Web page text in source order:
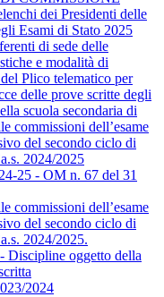
dei Presidenti delle
Esami di Stato 2025
di sede delle
e modalità di
Plico telematico per
delle prove scritte degli
scuola secondaria di
commissioni dell’esame
del secondo ciclo di
2024/2025
25 - OM n. 67 del 31
commissioni dell’esame
del secondo ciclo di
2024/2025.
Discipline oggetto della
2024